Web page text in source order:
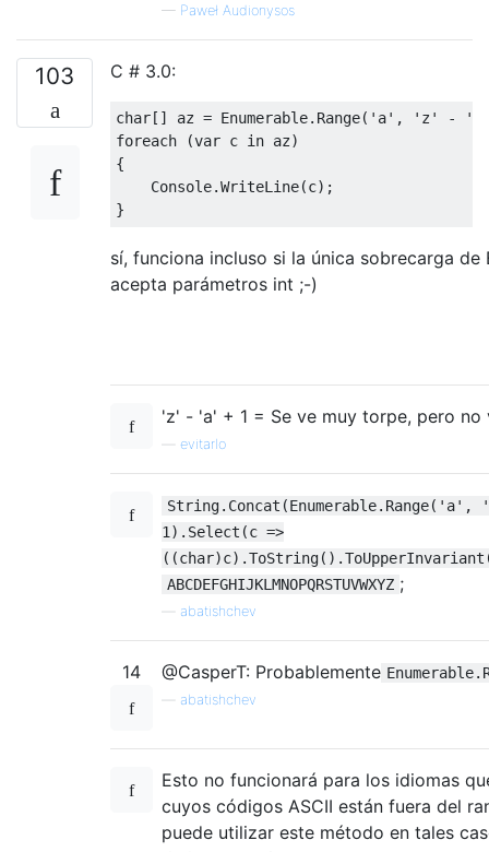
— Paweł Audionysos
103 C # 3.0:
char[] az = Enumerable. Range( 'a' , 'z' -
foreach
(var c in az)
{
Console.WriteLine(c);
}
sí, funciona incluso si la única sobrecarga de
acepta parámetros int ;-)
'z' - 'a' + 1 = Se ve muy torpe, pero no
evitarlo
1).Select(c =>
ABCDEFGHIJKLMNOPQRSTUVWXYZ ;
abatishchev
14 @CasperT: Probablemente
abatishchev
Esto no funcionará para los idiomas
cuyos códigos ASCII están fuera del
puede utilizar este método en tales